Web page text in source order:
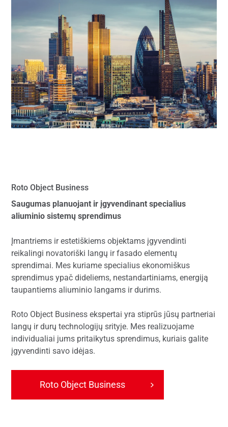
Roto Object Business
Saugumas planuojant ir įgyvendinant specialius
aliuminio sistemų sprendimus
Įmantriems ir estetiškiems objektams įgyvendinti
reikalingi novatoriški langų ir fasado elementų
sprendimai. Mes kuriame specialius ekonomiškus
sprendimus ypač dideliems, nestandartiniams, energiją
taupantiems aliuminio langams ir durims.
Roto Object Business ekspertai yra stiprūs jūsų partneriai
langų ir durų technologijų srityje. Mes realizuojame
individualiai jums pritaikytus sprendimus, kuriais galite
įgyvendinti savo idėjas.
Roto Object Business